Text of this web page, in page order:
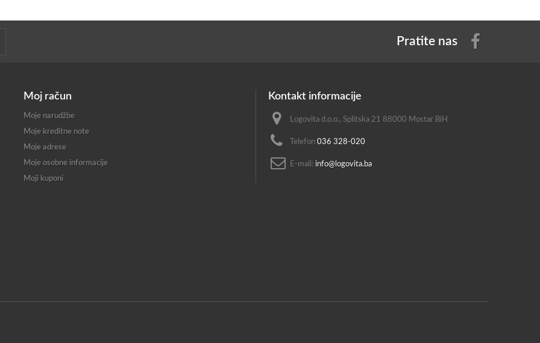
Pratite nas
Moj račun
Moje narudžbe
Moje kreditne note
Moje adrese
Moje osobne informacije
Moji kuponi
Kontakt informacije
Logovita d.o.o., Splitska 21 88000 Mostar BiH
Telefon 036 328-020
E-mail: info@logovita.ba